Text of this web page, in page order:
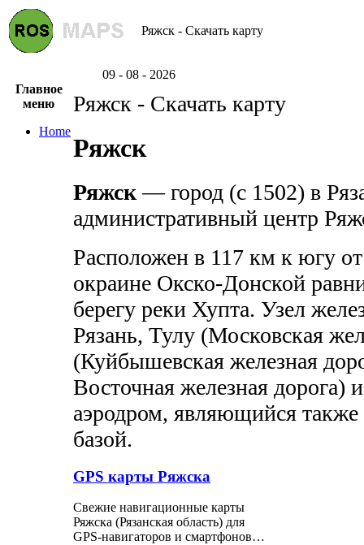
Ряжск - Скачать карту
09 - 08 - 2026
Главное
меню
Home
Ряжск - Скачать карту
Ряжск
Ряжск — город (с 1502) в
административный центр
Расположен в 117 км к югу
окраине Окско-Донской
берегу реки Хупта. Узел
Рязань, Тулу (Московская
(Куйбышевская железная
Восточная железная дорога)
аэродром, являющийся
базой.
GPS карты Ряжска
Свежие навигационные карты
Ряжска (Рязанская область) для
GPS-навигаторов и смартфонов…